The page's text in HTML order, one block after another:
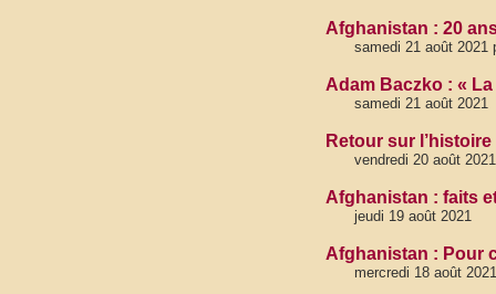
Afghanistan : 20
samedi 21 août 2021
Adam Baczko : «
samedi 21 août 2021
Retour sur
vendredi 20 août 2021
Afghanistan : faits
jeudi 19 août 2021
Afghanistan : Pour
mercredi 18 août